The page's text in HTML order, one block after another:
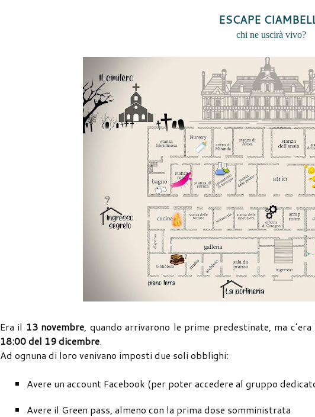
ESCAPE
chi ne uscirà vivo?
Era il 13 novembre, quando arrivarono le prime predestinate, ma
18:00 del 19 dicembre.
Ad ognuna di loro venivano imposti due soli obblighi:
Avere un account Facebook (per poter accedere al gruppo
Avere il Green pass, almeno con la prima dose somministrata